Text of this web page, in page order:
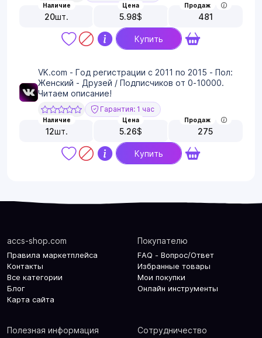
Наличие
20шт.
Цена
5.98$
Продаж
481
Купить
VK.com - Год регистрации с 2011 по 2015 - Пол:
Женский - Друзей / Подписчиков от 0-10000.
Читаем описание!
Гарантия: 1 час
Наличие
12шт.
Цена
5.26$
Продаж
275
Купить
accs-shop.com
Правила маркетплейса
Контакты
Все категории
Блог
Карта сайта
Покупателю
FAQ - Вопрос/Ответ
Избранные товары
Мои покупки
Онлайн инструменты
Полезная информация Сотрудничество